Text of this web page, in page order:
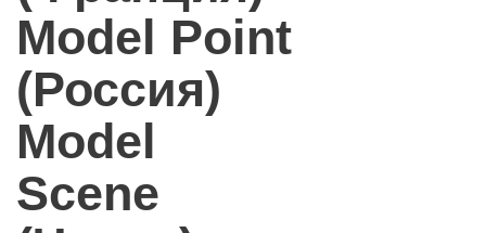
Model Point
(Россия)
Model
Scene